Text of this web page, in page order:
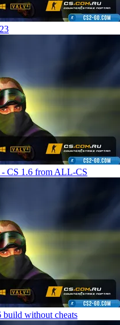
CS 1.6 from ALL-CS
build without cheats